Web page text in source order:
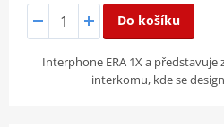
Do košíku
Interphone ERA 1X a
interkomu, kde se